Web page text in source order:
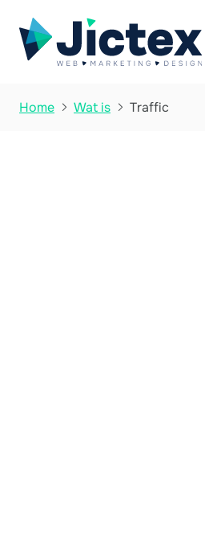
Home  Wat is  Traffic